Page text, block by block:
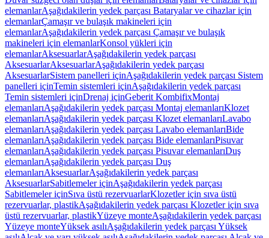
elemanlarAşağıdakilerin yedek parçası Bataryalar ve cihazlar için
elemanlarÇamaşır ve bulaşık makineleri için
elemanlarAşağıdakilerin yedek parçası Çamaşır ve bulaşık
makineleri için elemanlarKonsol yükleri için
elemanlarAksesuarlarAşağıdakilerin yedek parçası
AksesuarlarAksesuarlarAşağıdakilerin yedek parçası
AksesuarlarSistem panelleri içinAşağıdakilerin yedek parçası Sistem
panelleri içinTemin sistemleri içinAşağıdakilerin yedek parçası
Temin sistemleri içinDrenaj içinGeberit KombifixMontaj
elemanlarıAşağıdakilerin yedek parçası Montaj elemanlarıKlozet
elemanlarıAşağıdakilerin yedek parçası Klozet elemanlarıLavabo
elemanlarıAşağıdakilerin yedek parçası Lavabo elemanlarıBide
elemanlarıAşağıdakilerin yedek parçası Bide elemanlarıPisuvar
elemanlarıAşağıdakilerin yedek parçası Pisuvar elemanlarıDuş
elemanlarıAşağıdakilerin yedek parçası Duş
elemanlarıAksesuarlarAşağıdakilerin yedek parçası
AksesuarlarSabitlemeler içinAşağıdakilerin yedek parçası
Sabitlemeler içinSıva üstü rezervuarlarKlozetler için sıva üstü
rezervuarlar, plastikAşağıdakilerin yedek parçası Klozetler için sıva
üstü rezervuarlar, plastikYüzeye monteAşağıdakilerin yedek parçası
Yüzeye monteYüksek asılıAşağıdakilerin yedek parçası Yüksek